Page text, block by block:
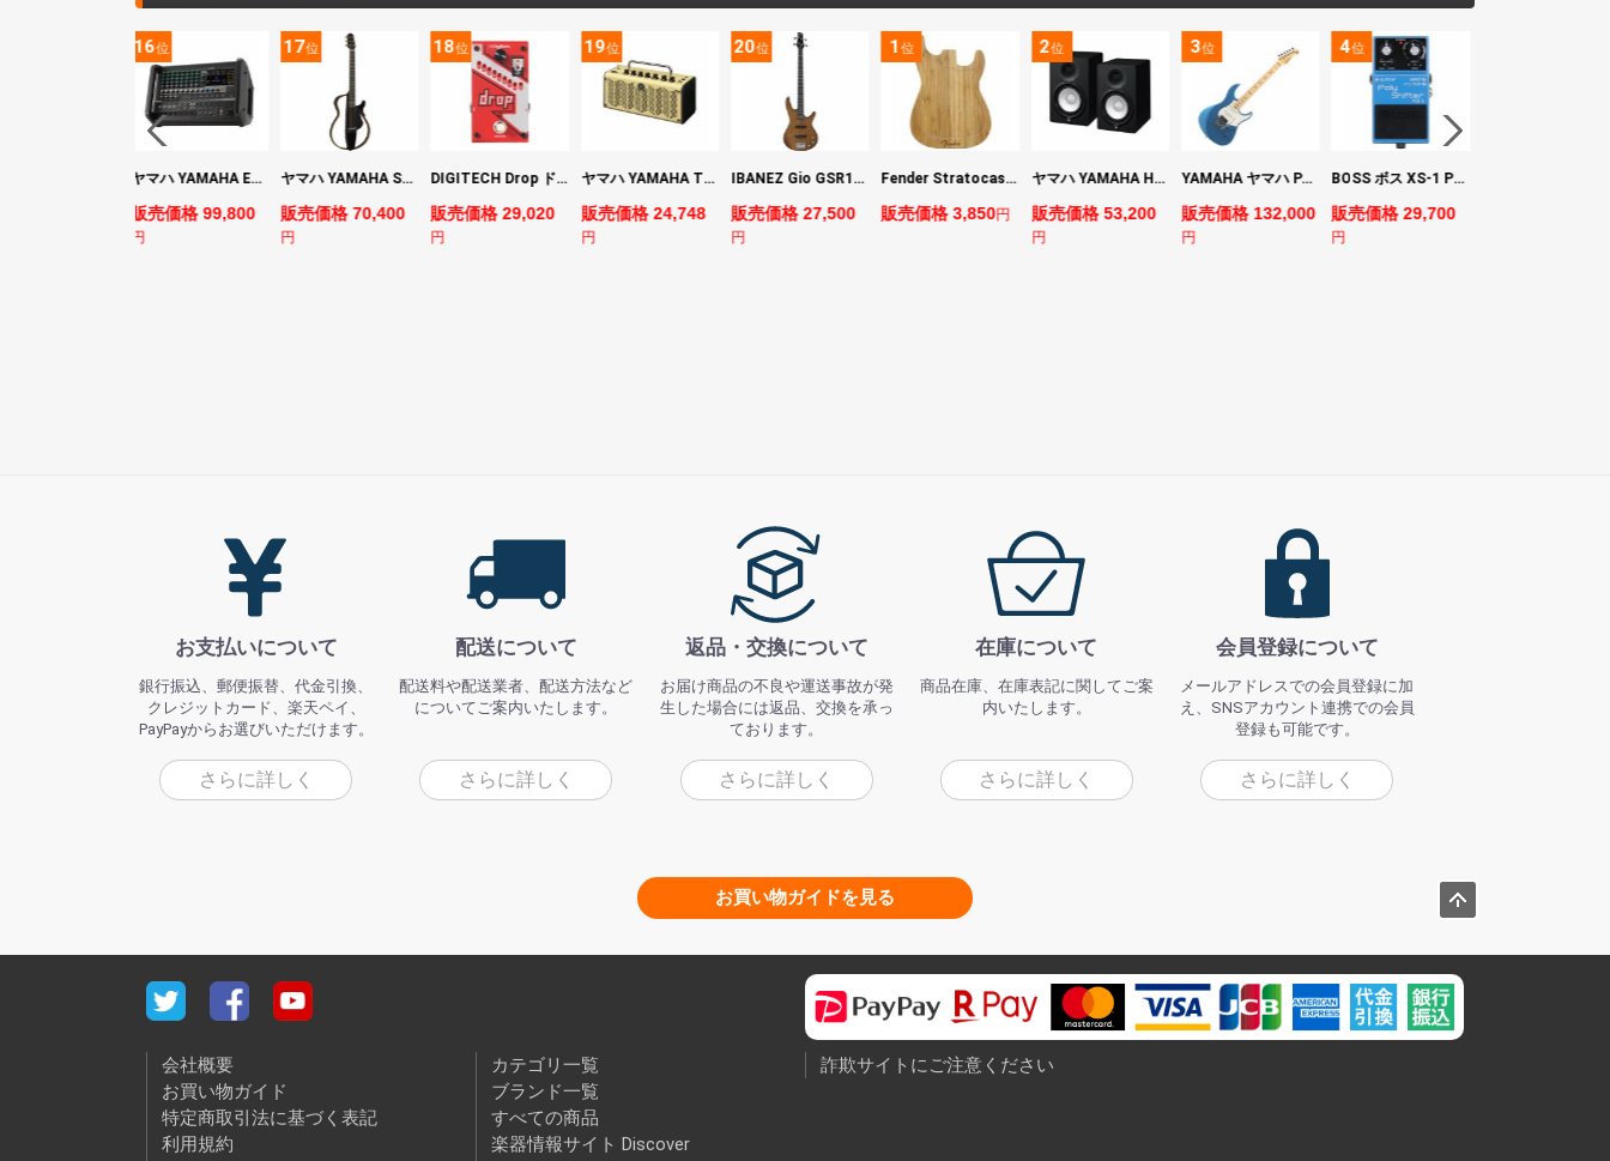
16位
ヤマハ YAMAHA EMX7 12ch パワードミキサー
販売価格 99,800
円
17位
ヤマハ YAMAHA SLG200S TBL サイレントギター
販売価格 70,400
円
18位
DIGITECH Drop ドロップ・リチューニング・エフェクト
販売価格 29,020
円
19位
ヤマハ YAMAHA THR5 コンパクトギターアンプ 小型アンプ
販売価格 24,748
円
20位
IBANEZ Gio GSR180-LBF エレキベース
販売価格 27,500
円
1位
Fender Stratocaster Cutting Board カッティングボード（まな板）
販売価格 3,850円
2位
ヤマハ YAMAHA HS7 パワードスタジオモニタースピーカー×2本
販売価格 53,200
円
3位
YAMAHA ヤマハ PACS+12M SB Pacifica Standard Plus パシフィカスタンダードプラス エレキギター
販売価格 132,000
円
4位
BOSS ボス XS-1 Poly Shifter ギターエフェクター ピッチシフター
販売価格 29,700
円
お支払いについて
銀行振込、郵便振替、代金引換、
クレジットカード、楽天ペイ、
PayPayからお選びいただけます。
さらに詳しく
配送について
配送料や配送業者、配送方法など
についてご案内いたします。
さらに詳しく
返品・交換について
お届け商品の不良や運送事故が発
生した場合には返品、交換を承っ
ております。
さらに詳しく
在庫について
商品在庫、在庫表記に関してご案
内いたします。
さらに詳しく
会員登録について
メールアドレスでの会員登録に加
え、SNSアカウント連携での会員
登録も可能です。
さらに詳しく
お買い物ガイドを見る
会社概要
お買い物ガイド
特定商取引法に基づく表記
利用規約
カテゴリ一覧
ブランド一覧
すべての商品
楽器情報サイト Discover
詐欺サイトにご注意ください